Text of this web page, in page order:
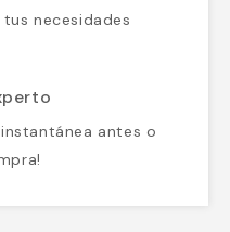
presupuesto
necesidades
antes o